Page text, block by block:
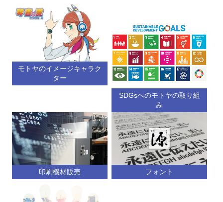
モトヤのイメージキャラク
ター
SDGsへのモトヤの取り組
み
印刷機材販売 フォント